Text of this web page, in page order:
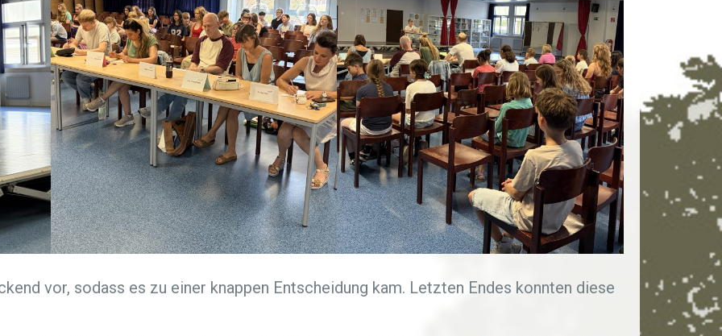
vor, sodass es zu einer knappen Entscheidung kam. Letzten Endes konnten diese